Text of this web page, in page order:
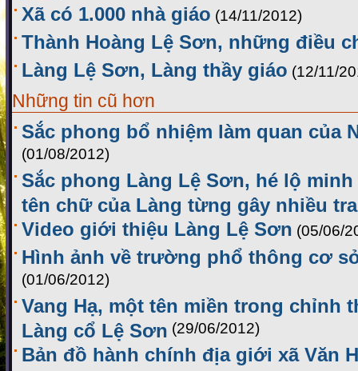
Xã có 1.000 nhà giáo (14/11/2012)
Thành Hoàng Lệ Sơn, những điều
Làng Lệ Sơn, Làng thầy giáo (12/11/
Những tin cũ hơn
Sắc phong bổ nhiệm làm quan của
(01/08/2012)
Sắc phong Làng Lệ Sơn, hé lộ
tên chữ của Làng từng gây nhiều
Video giới thiệu Làng Lệ Sơn (05/06/
Hình ảnh về trường phổ thông cơ
(01/06/2012)
Vang Hạ, một tên miền trong chỉnh
Làng cổ Lệ Sơn (29/06/2012)
Bản đồ hành chính địa giới xã Văn